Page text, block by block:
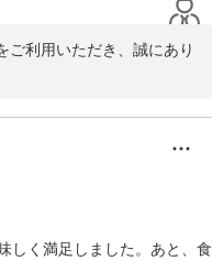
ご利用いただき、誠にあり
コミをお寄せいただきま
ためご不便をおかけし、ご
申し上げます。現在はリ
進めております。次回お
った大浴場で、ごゆっく
いでございます。
しく満足しました。あと、食